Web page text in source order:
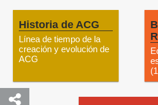
Historia de ACG
Línea de tiempo de la
creación y evolución de
ACG